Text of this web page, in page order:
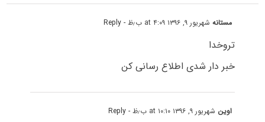
مستانهشهریور ۹, ۱۳۹۶ at ۴:۰۹ ب٫ظ - Reply
تروخدا
خبر دار شدی اطلاع رسانی کن
اوین شهریور ۹, ۱۳۹۶ at ۱۰:۱۰ ب٫ظ - Reply